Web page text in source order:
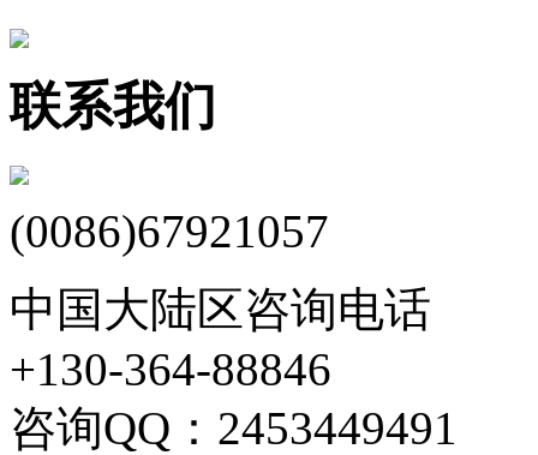
联系我们
(0086)67921057
中国大陆区咨询电话
+130-364-88846
咨询QQ：2453449491